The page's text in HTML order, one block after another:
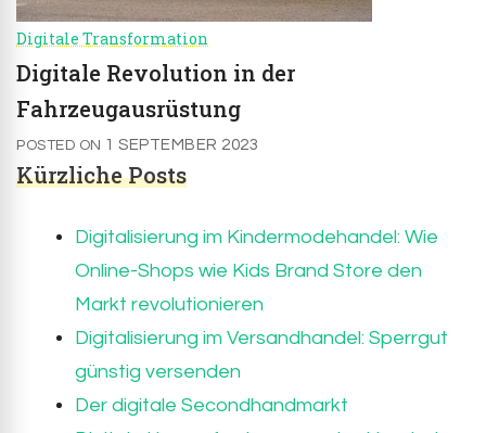
Digitale Transformation
Digitale Revolution in der
Fahrzeugausrüstung
POSTED ON 1 SEPTEMBER 2023
Kürzliche Posts
Digitalisierung im Kindermodehandel: Wie
Online-Shops wie Kids Brand Store den
Markt revolutionieren
Digitalisierung im Versandhandel: Sperrgut
günstig versenden
Der digitale Secondhandmarkt